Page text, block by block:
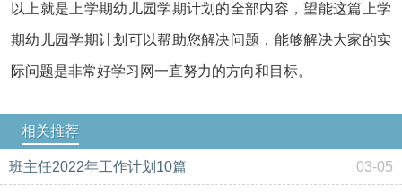
以上就是上学期幼儿园学期计划的全部内容，望能这篇上学
期幼儿园学期计划可以帮助您解决问题，能够解决大家的实
际问题是非常好学习网一直努力的方向和目标。
相关推荐
班主任2022年工作计划10篇 03-05